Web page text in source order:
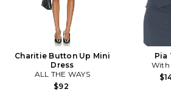
Charitie Button Up Mini
Dress
ALL THE WAYS
$92
Pia
With